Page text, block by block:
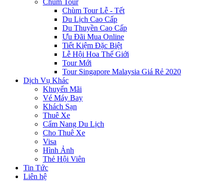
Chùm Tour Lễ - Tết
Du Lịch Cao Cấp
Du Thuyền Cao Cấp
Ưu Đãi Mua Online
Tiết Kiệm Đặc Biệt
Lễ Hội Hoa Thế Giới
Tour Mới
Tour Singapore Malaysia Giá Rẻ 2020
Dịch Vụ Khác
Khuyến Mãi
Vé Máy Bay
Khách Sạn
Thuê Xe
Cẩm Nang Du Lịch
Cho Thuê Xe
Visa
Hình Ảnh
Thẻ Hội Viên
Tin Tức
Liên hệ